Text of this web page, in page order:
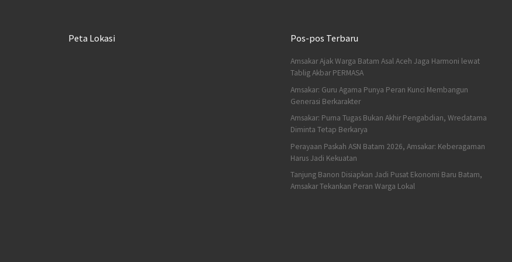
Peta Lokasi Pos-pos Terbaru
Amsakar Ajak Warga Batam Asal Aceh Jaga Harmoni lewat
Tablig Akbar PERMASA
Amsakar: Guru Agama Punya Peran Kunci Membangun
Generasi Berkarakter
Amsakar: Purna Tugas Bukan Akhir Pengabdian, Wredatama
Diminta Tetap Berkarya
Perayaan Paskah ASN Batam 2026, Amsakar: Keberagaman
Harus Jadi Kekuatan
Tanjung Banon Disiapkan Jadi Pusat Ekonomi Baru Batam,
Amsakar Tekankan Peran Warga Lokal